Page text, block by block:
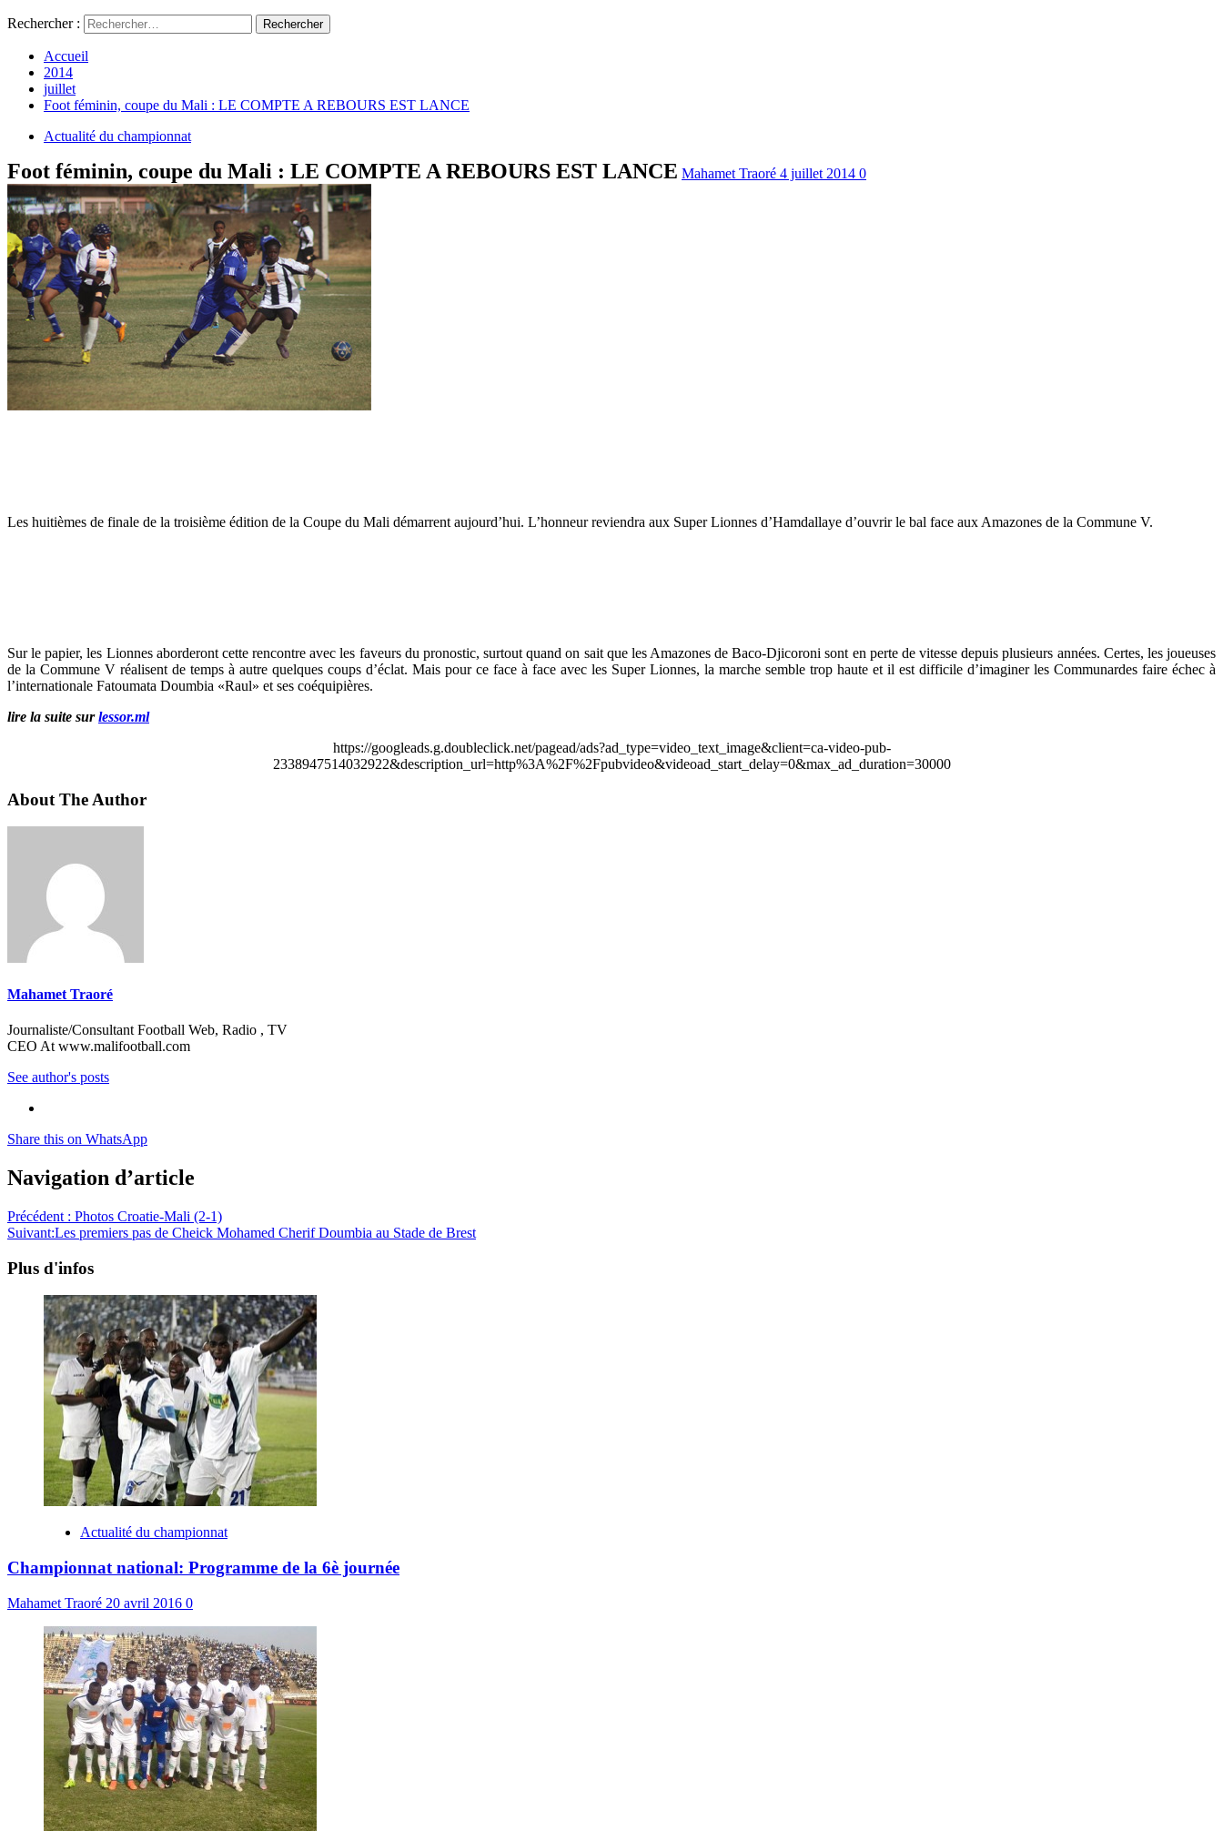
Rechercher :
Accueil
2014
juillet
Foot féminin, coupe du Mali : LE COMPTE A REBOURS EST LANCE
Actualité du championnat
Foot féminin, coupe du Mali : LE COMPTE A REBOURS EST LANCE Mahamet Traoré 4 juillet 2014 0
Les huitièmes de finale de la troisième édition de la Coupe du Mali démarrent aujourd’hui. L’honneur reviendra aux Super Lionnes d’Hamdallaye d’ouvrir le bal face aux Amazones de la Commune V.
Sur le papier, les Lionnes aborderont cette rencontre avec les faveurs du pronostic, surtout quand on sait que les Amazones de Baco-Djicoroni sont en perte de vitesse depuis plusieurs années. Certes, les joueuses
de la Commune V réalisent de temps à autre quelques coups d’éclat. Mais pour ce face à face avec les Super Lionnes, la marche semble trop haute et il est difficile d’imaginer les Communardes faire échec à
l’internationale Fatoumata Doumbia «Raul» et ses coéquipières.
lire la suite surlessor.ml
https://googleads.g.doubleclick.net/pagead/ads?ad_type=video_text_image&client=ca-video-pub-
2338947514032922&description_url=http%3A%2F%2Fpubvideo&videoad_start_delay=0&max_ad_duration=30000
About The Author
Mahamet Traoré
Journaliste/Consultant Football Web, Radio , TV
CEO At www.malifootball.com
See author's posts
Share this on WhatsApp
Navigation d’article
Précédent : Photos Croatie-Mali (2-1)
Suivant:Les premiers pas de Cheick Mohamed Cherif Doumbia au Stade de Brest
Plus d'infos
Actualité du championnat
Championnat national: Programme de la 6è journée
Mahamet Traoré 20 avril 2016 0